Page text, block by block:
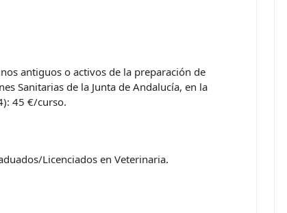
antiguos o activos de la preparación de
Sanitarias de la Junta de Andalucía, en la
45 €/curso.
Licenciados en Veterinaria.